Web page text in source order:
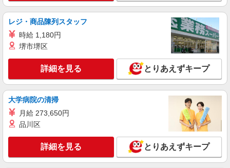
レジ・商品陳列スタッフ
時給 1,180円
堺市堺区
詳細を見る とりあえずキープ
大学病院の清掃
月給 273,650円
品川区
詳細を見る とりあえずキープ